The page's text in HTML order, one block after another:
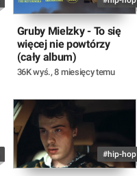
Gruby Mielzky - To się
więcej nie powtórzy
(cały album)
36K wyś.,8 miesięcy temu
#hip-hop